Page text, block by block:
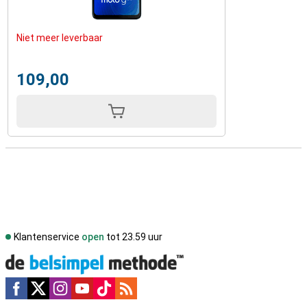
Niet meer leverbaar
109,00
Klantenservice open tot 23.59 uur
Social media